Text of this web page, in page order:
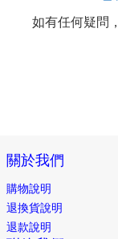
如有任何疑問
關於我們
購物說明
退換貨說明
退款說明